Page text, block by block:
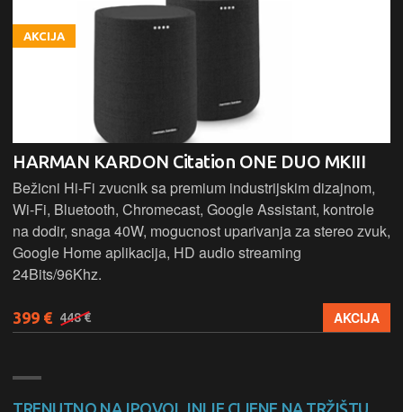
AKCIJA
HARMAN KARDON Citation ONE DUO MKIII
Bežicni Hi-Fi zvucnik sa premium industrijskim dizajnom,
Wi-Fi, Bluetooth, Chromecast, Google Assistant, kontrole
na dodir, snaga 40W, mogucnost uparivanja za stereo zvuk,
Google Home aplikacija, HD audio streaming
24Bits/96Khz.
399 € 448 € AKCIJA
TRENUTNO NAJPOVOLJNIJE CIJENE NA TRŽIŠTU